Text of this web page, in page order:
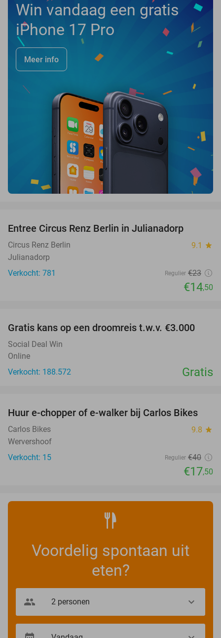
Win vandaag een gratis
iPhone 17 Pro
Meer info
Entree Circus Renz Berlin in Julianadorp
Circus Renz Berlin 9.1 star
Julianadorp
Verkocht: 781
Regulier €23
€14,50
Gratis kans op een droomreis t.w.v. €3.000
Social Deal Win
Online
Verkocht: 188.572
Gratis
56%
TODAY
Huur e-chopper of e-walker bij Carlos Bikes
Carlos Bikes 9.8 star
Wervershoof
Verkocht: 15
Regulier €40
€17,50
Voordelig spontaan uit
eten?